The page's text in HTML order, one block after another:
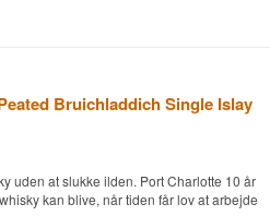
Islay Single Malt Scotch Whisky, først lagret
med et langt højere PPM-tal end husets
af Concerto-byg tørvet til 40 ppm og er
hvor destilleriet undersøger, hvad
tørvede spiritus.
de første fire år på Førstegangsfyldte
på Pomerol-vinfade fra Bordeaux højre
Bruichladdich Single Islay
uden at slukke ilden. Port Charlotte 10 år
kan blive, når tiden får lov at arbejde